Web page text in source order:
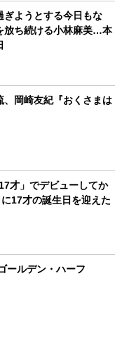
ぎようとする今日もな
放ち続ける小林麻美…本
、岡崎友紀『おくさまは
才」でデビューしてか
17才の誕生日を迎えた
ールデン・ハーフ